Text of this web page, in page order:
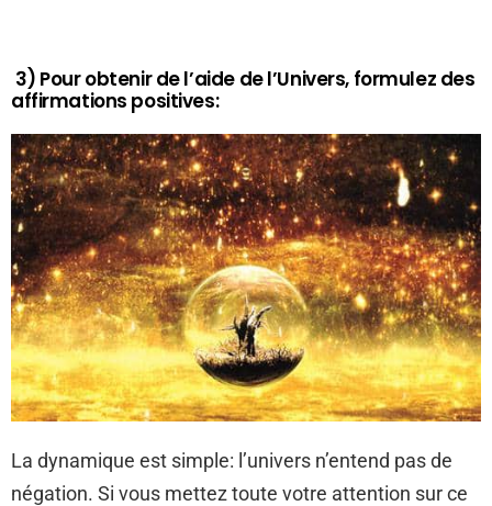
3) Pour obtenir de l’aide de l’Univers, formulez des
affirmations positives:
La dynamique est simple: l’univers n’entend pas de
négation. Si vous mettez toute votre attention sur ce